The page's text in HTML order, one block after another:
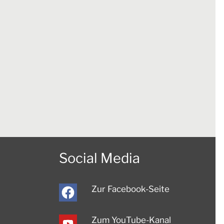
Social Media
Zur Facebook-Seite
Zum YouTube-Kanal